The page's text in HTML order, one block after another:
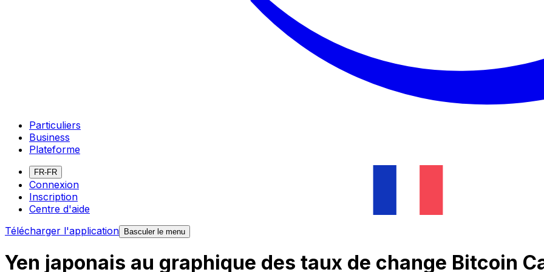
Particuliers
Business
Plateforme
FR-FR
Connexion
Inscription
Centre d'aide
Télécharger l'application Basculer le menu
Yen japonais au graphique des taux de change Bitcoin